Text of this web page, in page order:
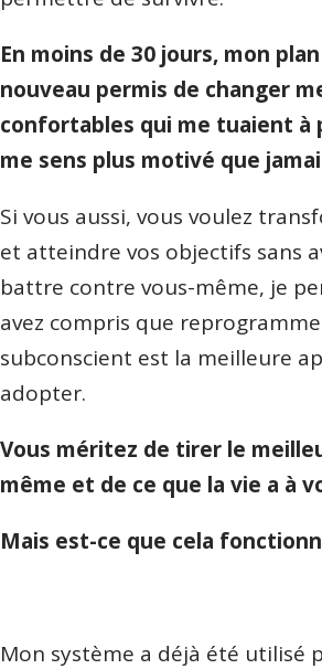
En moins de 30 jours, mon plan
nouveau permis de changer
confortables qui me tuaient
me sens plus motivé que
Si vous aussi, vous voulez
et atteindre vos objectifs sans
battre contre vous-même, je
avez compris que
subconscient est la meilleure
adopter.
Vous méritez de tirer le
même et de ce que la vie a à
Mais est-ce que cela
Mon système a déjà été utilisé